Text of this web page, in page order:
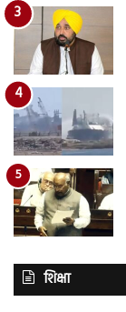
शिक्षा